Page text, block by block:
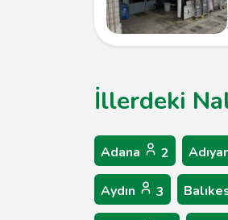
İllerdeki
Adana 2
Aydın 3